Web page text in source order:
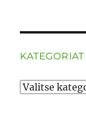
KATEGORIAT
Kategoriat